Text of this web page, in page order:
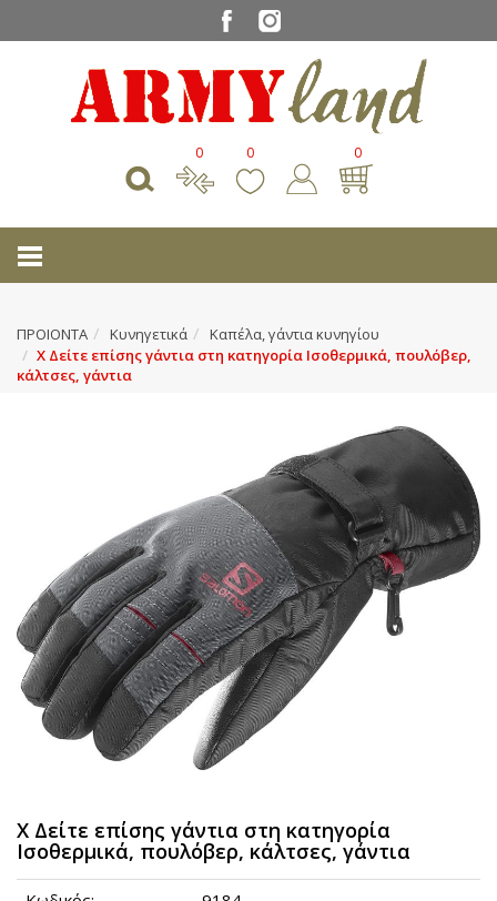
0 0 0
ΠΡΟΙΟΝΤΑ Κυνηγετικά
Καπέλα, γάντια κυνηγίου
Χ Δείτε επίσης γάντια στη κατηγορία Ισοθερμικά, πουλόβερ,
κάλτσες, γάντια
Χ Δείτε επίσης γάντια στη κατηγορία
Ισοθερμικά, πουλόβερ, κάλτσες, γάντια